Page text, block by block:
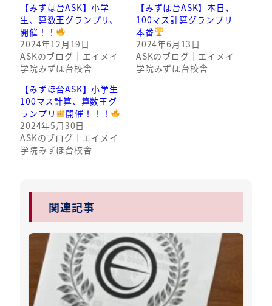
【みずほ台ASK】小学
生、算数王グランプリ、
開催！！
2024年12月19日
ASKのブログ｜エイメイ
学院みずほ台校舎
【みずほ台ASK】本日、
100マス計算グランプリ
本番
2024年6月13日
ASKのブログ｜エイメイ
学院みずほ台校舎
【みずほ台ASK】小学生
100マス計算、算数王グ
ランプリ
開催！！！
2024年5月30日
ASKのブログ｜エイメイ
学院みずほ台校舎
関連記事